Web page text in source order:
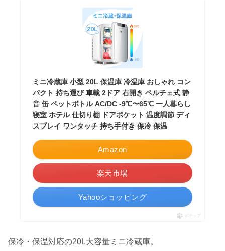
ミニ冷蔵庫 小型 20L 保温庫 冷温庫 おしゃれ コン
パクト 持ち運び 車載 2ドア 右開き ペルチェ式 静
音 缶 ペットボトル AC/DC -9℃〜65℃ 一人暮らし
寝室 ホテル 仕切り棚 ドアポケット 温度調節 ディ
スプレイ ワンタッチ 持ち手付き 保冷 保温
Amazon
楽天市場
Yahooショッピング
ポチップ
保冷・保温対応の20L大容量ミニ冷蔵庫。